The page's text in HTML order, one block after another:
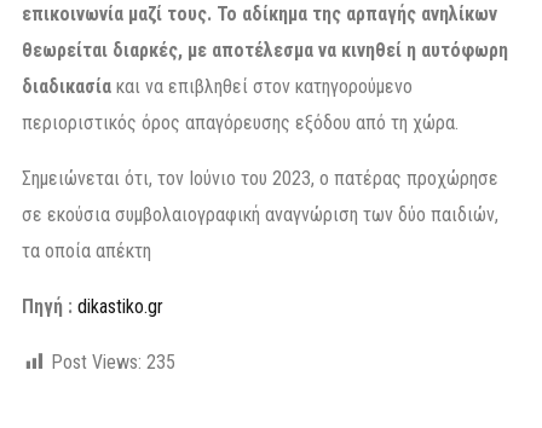
επικοινωνία μαζί τους. Το αδίκημα της αρπαγής ανηλίκων
θεωρείται διαρκές, με αποτέλεσμα να κινηθεί η αυτόφωρη
διαδικασία και να επιβληθεί στον κατηγορούμενο
περιοριστικός όρος απαγόρευσης εξόδου από τη χώρα.
Σημειώνεται ότι, τον Ιούνιο του 2023, ο πατέρας προχώρησε
σε εκούσια συμβολαιογραφική αναγνώριση των δύο παιδιών,
τα οποία απέκτη
Πηγή : dikastiko.gr
Post Views: 235